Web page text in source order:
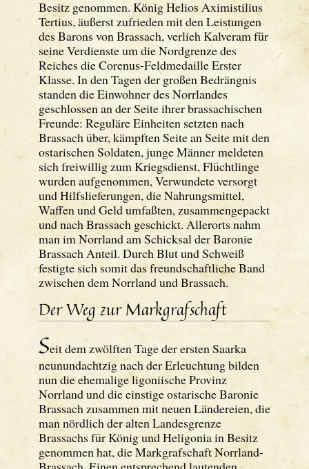
Besitz genommen. König Helios Aximistilius
Tertius, äußerst zufrieden mit den Leistungen
des Barons von Brassach, verlieh Kalveram für
seine Verdienste um die Nordgrenze des
Reiches die Corenus-Feldmedaille Erster
Klasse. In den Tagen der großen Bedrängnis
standen die Einwohner des Norrlandes
geschlossen an der Seite ihrer brassachischen
Freunde: Reguläre Einheiten setzten nach
Brassach über, kämpften Seite an Seite mit den
ostarischen Soldaten, junge Männer meldeten
sich freiwillig zum Kriegsdienst, Flüchtlinge
wurden aufgenommen, Verwundete versorgt
und Hilfslieferungen, die Nahrungsmittel,
Waffen und Geld umfaßten, zusammengepackt
und nach Brassach geschickt. Allerorts nahm
man im Norrland am Schicksal der Baronie
Brassach Anteil. Durch Blut und Schweiß
festigte sich somit das freundschaftliche Band
zwischen dem Norrland und Brassach.
Der Weg zur Markgrafschaft
Seit dem zwölften Tage der ersten Saarka
neunundachtzig nach der Erleuchtung bilden
nun die ehemalige ligoniische Provinz
Norrland und die einstige ostarische Baronie
Brassach zusammen mit neuen Ländereien, die
man nördlich der alten Landesgrenze
Brassachs für König und Heligonia in Besitz
genommen hat, die Markgrafschaft Norrland-